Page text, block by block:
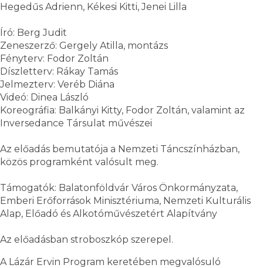
Hegedűs Adrienn, Kékesi Kitti, Jenei Lilla
Író: Berg Judit
Zeneszerző: Gergely Atilla, montázs
Fényterv: Fodor Zoltán
Díszletterv: Rákay Tamás
Jelmezterv: Veréb Diána
Videó: Dinea László
Koreográfia: Balkányi Kitty, Fodor Zoltán, valamint az
Inversedance Társulat művészei
Az előadás bemutatója a Nemzeti Táncszínházban,
közös programként valósult meg.
Támogatók: Balatonföldvár Város Önkormányzata,
Emberi Erőforrások Minisztériuma, Nemzeti Kulturális
Alap, Előadó és Alkotóművészetért Alapítvány
Az előadásban stroboszkóp szerepel.
A Lázár Ervin Program keretében megvalósuló